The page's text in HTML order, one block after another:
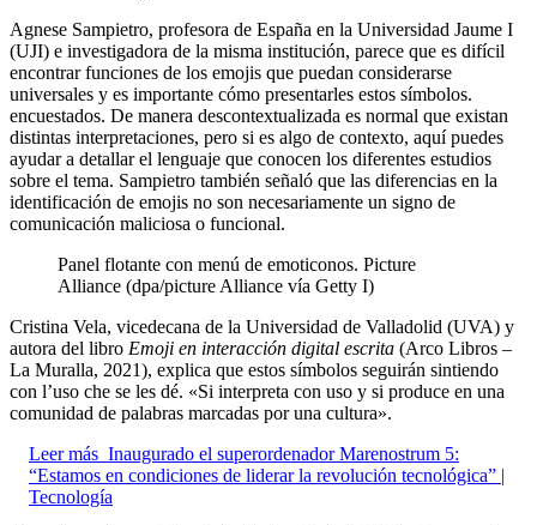
Agnese Sampietro, profesora de España en la Universidad Jaume I
(UJI) e investigadora de la misma institución, parece que es difícil
encontrar funciones de los emojis que puedan considerarse
universales y es importante cómo presentarles estos símbolos.
encuestados. De manera descontextualizada es normal que existan
distintas interpretaciones, pero si es algo de contexto, aquí puedes
ayudar a detallar el lenguaje que conocen los diferentes estudios
sobre el tema. Sampietro también señaló que las diferencias en la
identificación de emojis no son necesariamente un signo de
comunicación maliciosa o funcional.
Panel flotante con menú de emoticonos. Picture
Alliance (dpa/picture Alliance vía Getty I)
Cristina Vela, vicedecana de la Universidad de Valladolid (UVA) y
autora del libro Emoji en interacción digital escrita (Arco Libros –
La Muralla, 2021), explica que estos símbolos seguirán sintiendo
con l’uso che se les dé. «Si interpreta con uso y si produce en una
comunidad de palabras marcadas por una cultura».
Leer más Inaugurado el superordenador Marenostrum 5:
“Estamos en condiciones de liderar la revolución tecnológica” |
Tecnología